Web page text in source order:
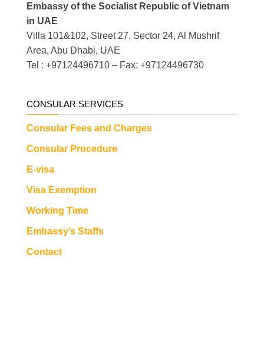
Embassy of the Socialist Republic of Vietnam
in UAE
Villa 101&102, Street 27, Sector 24, Al Mushrif
Area, Abu Dhabi, UAE
Tel : +97124496710 – Fax: +97124496730
CONSULAR SERVICES
Consular Fees and Charges
Consular Procedure
E-visa
Visa Exemption
Working Time
Embassy’s Staffs
Contact